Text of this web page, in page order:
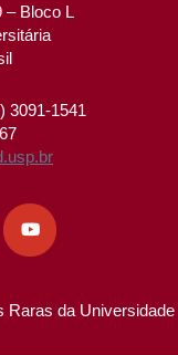
– Bloco L
3091-1541

Raras da Universidade